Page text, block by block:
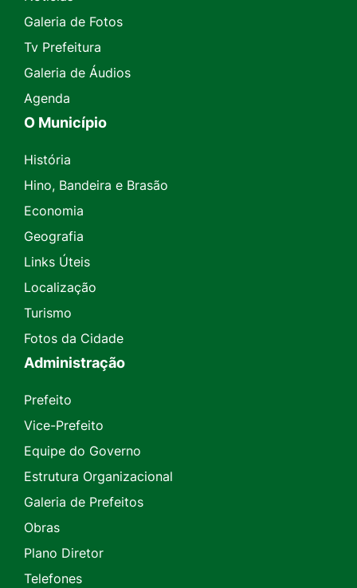
Galeria de Fotos
Tv Prefeitura
Galeria de Áudios
Agenda
O Município
História
Hino, Bandeira e Brasão
Economia
Geografia
Links Úteis
Localização
Turismo
Fotos da Cidade
Administração
Prefeito
Vice-Prefeito
Equipe do Governo
Estrutura Organizacional
Galeria de Prefeitos
Obras
Plano Diretor
Telefones